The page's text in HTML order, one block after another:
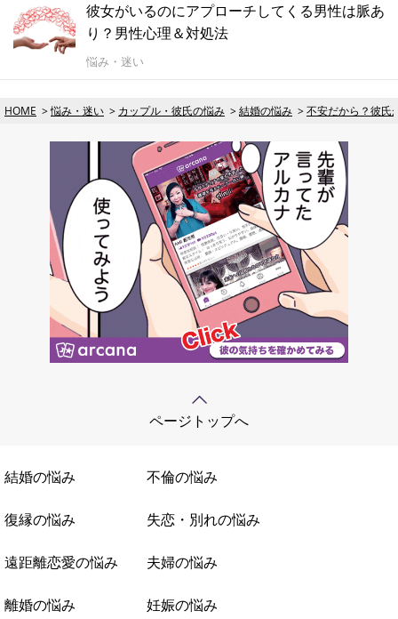
彼女がいるのにアプローチしてくる男性は脈あ
り？男性心理＆対処法
悩み・迷い
HOME 悩み・迷い カップル・彼氏の悩み 結婚の悩み 不安だから？彼氏
ページトップへ
結婚の悩み 不倫の悩み
復縁の悩み 失恋・別れの悩み
遠距離恋愛の悩み 夫婦の悩み
離婚の悩み 妊娠の悩み